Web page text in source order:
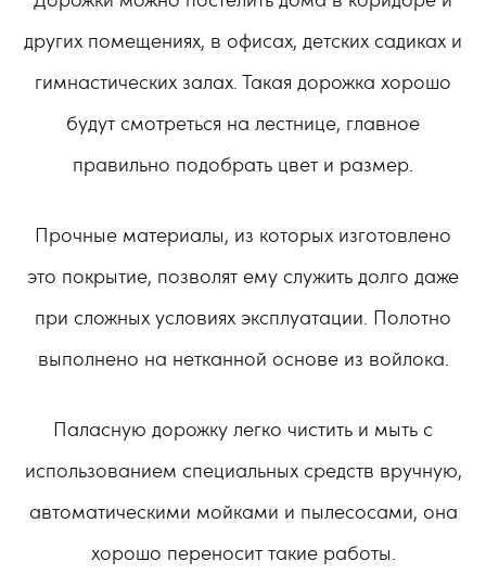
других помещениях, в офисах, детских садиках и
гимнастических залах. Такая дорожка хорошо
будут смотреться на лестнице, главное
правильно подобрать цвет и размер.
Прочные материалы, из которых изготовлено
это покрытие, позволят ему служить долго даже
при сложных условиях эксплуатации. Полотно
выполнено на нетканной основе из войлока.
Паласную дорожку легко чистить и мыть с
использованием специальных средств вручную,
автоматическими мойками и пылесосами, она
хорошо переносит такие работы.